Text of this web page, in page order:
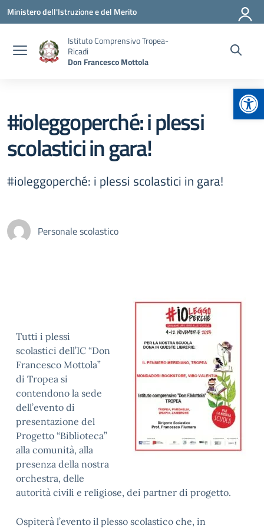
Vai ai contenuti
Vai al menu di navigazione
Vai al footer
Ministero dell'Istruzione e del Merito
Istituto Comprensivo Tropea-
Ricadi
Don Francesco Mottola
#ioleggoperché: i plessi
scolastici in gara!
#ioleggoperché: i plessi scolastici in gara!
Personale scolastico
Tutti i plessi
scolastici dell’IC “Don
Francesco Mottola”
di Tropea si
contendono la sede
dell’evento di
presentazione del
Progetto “Biblioteca”
alla comunità, alla
presenza della nostra
orchestra, delle
autorità civili e religiose, dei partner di progetto.
Ospiterà l’evento il plesso scolastico che, in